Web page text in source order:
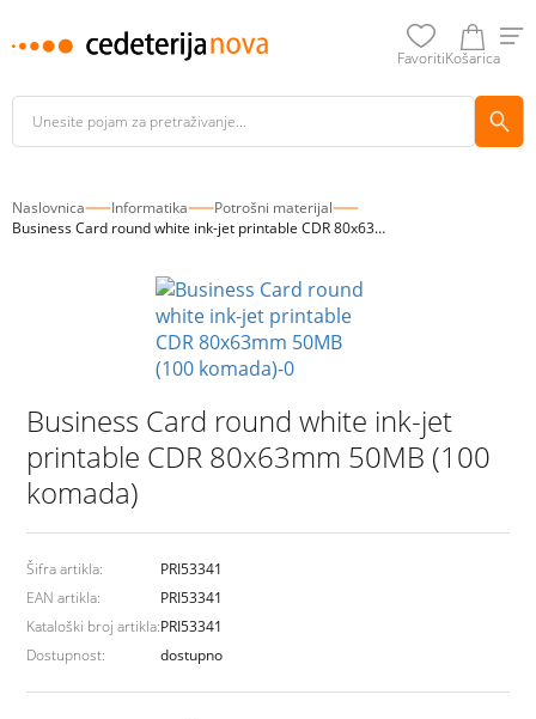
FavoritiKošarica
Naslovnica Informatika
Potrošni materijal
Business Card round white ink-jet printable CDR 80x63mm 50MB (100 komada)
Business Card round white ink-jet
printable CDR 80x63mm 50MB (100
komada)
Šifra artikla:
EAN artikla:
Kataloški broj artikla:
Dostupnost:
PRI53341
PRI53341
PRI53341
dostupno